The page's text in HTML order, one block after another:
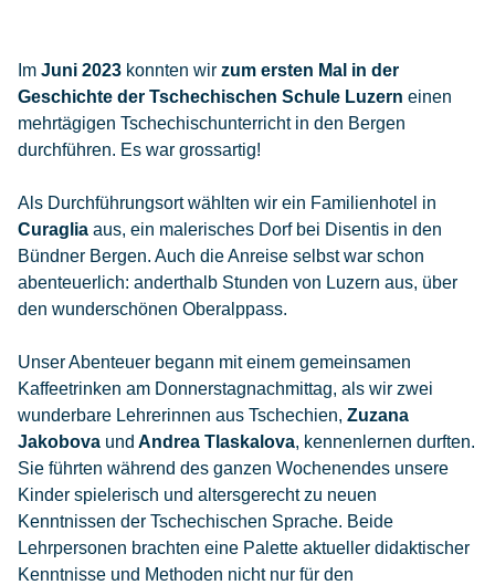
Im Juni 2023 konnten wir zum ersten Mal in der
Geschichte der Tschechischen Schule Luzern einen
mehrtägigen Tschechischunterricht in den Bergen
durchführen. Es war grossartig!
Als Durchführungsort wählten wir ein Familienhotel in
Curaglia aus, ein malerisches Dorf bei Disentis in den
Bündner Bergen. Auch die Anreise selbst war schon
abenteuerlich: anderthalb Stunden von Luzern aus, über
den wunderschönen Oberalppass.
Unser Abenteuer begann mit einem gemeinsamen
Kaffeetrinken am Donnerstagnachmittag, als wir zwei
wunderbare Lehrerinnen aus Tschechien, Zuzana
Jakobova und Andrea Tlaskalova, kennenlernen durften.
Sie führten während des ganzen Wochenendes unsere
Kinder spielerisch und altersgerecht zu neuen
Kenntnissen der Tschechischen Sprache. Beide
Lehrpersonen brachten eine Palette aktueller didaktischer
Kenntnisse und Methoden nicht nur für den